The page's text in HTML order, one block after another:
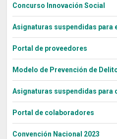
Concurso Innovación Social
Asignaturas suspendidas para
Portal de proveedores
Modelo de Prevención de
Asignaturas suspendidas para
Portal de colaboradores
Convención Nacional 2023